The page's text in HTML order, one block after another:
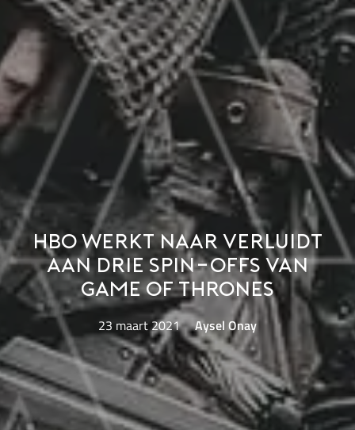
HBO werkt naar verluidt
aan drie spin-offs van
Game of Thrones
23 maart 2021 Aysel Onay